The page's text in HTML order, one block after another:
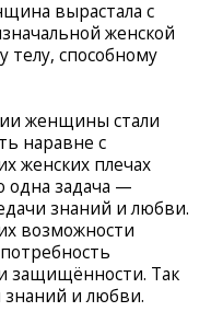
вырастала с
женской
телу, способному
женщины стали
наравне с
женских плечах
одна задача —
знаний и любви.
возможности
защищённости. Так
и любви.